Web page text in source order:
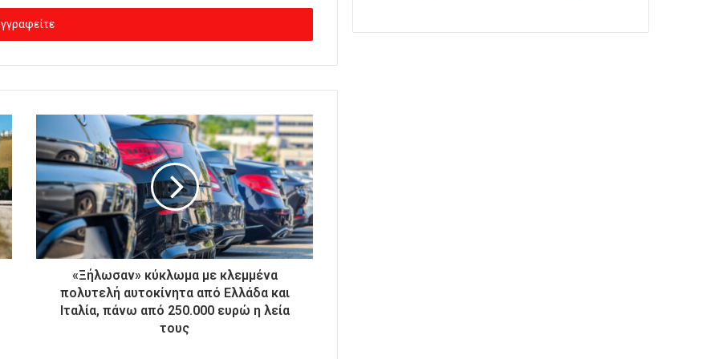
«Ξήλωσαν» κύκλωμα με κλεμμένα
πολυτελή αυτοκίνητα από Ελλάδα και
Ιταλία, πάνω από 250.000 ευρώ η λεία
τους